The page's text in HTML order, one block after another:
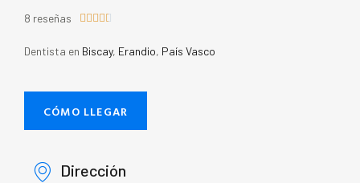
8 reseñas     
Dentista en Biscay, Erandio, País Vasco
CÓMO LLEGAR
Dirección